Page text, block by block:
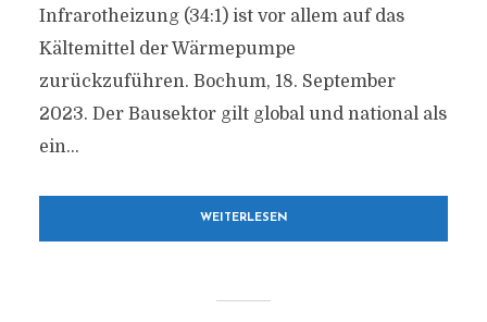
Infrarotheizung (34:1) ist vor allem auf das
Kältemittel der Wärmepumpe
zurückzuführen. Bochum, 18. September
2023. Der Bausektor gilt global und national als
ein...
WEITERLESEN